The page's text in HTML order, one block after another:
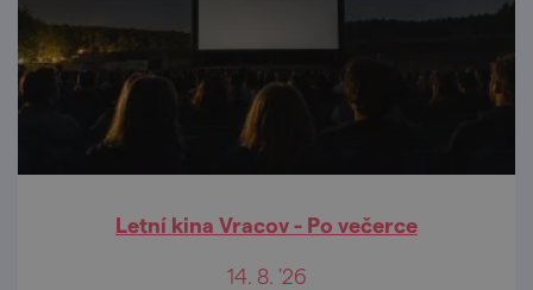
Letní kina Vracov - Po večerce
14. 8. '26